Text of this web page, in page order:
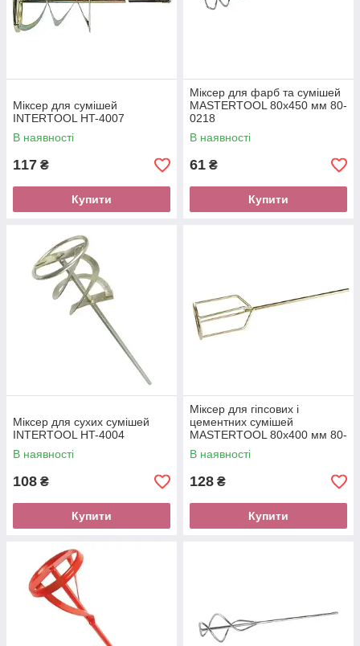
Міксер для сумішей
INTERTOOL HT-4007
В наявності
117 ₴
Купити
Міксер для фарб та сумішей
MASTERTOOL 80х450 мм 80-
0218
В наявності
61 ₴
Купити
Міксер для сухих сумішей
INTERTOOL HT-4004
В наявності
108 ₴
Купити
Міксер для гіпсових і
цементних сумішей
MASTERTOOL 80х400 мм 80-
0618
В наявності
128 ₴
Купити